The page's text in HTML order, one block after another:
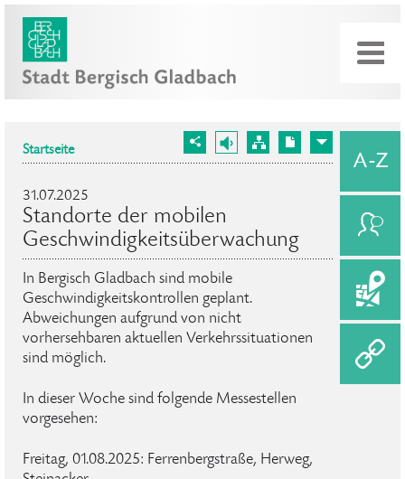
Startseite
31.07.2025
Standorte der mobilen
Geschwindigkeitsüberwachung
In Bergisch Gladbach sind mobile
Geschwindigkeitskontrollen geplant.
Abweichungen aufgrund von nicht
vorhersehbaren aktuellen Verkehrssituationen
sind möglich.
In dieser Woche sind folgende Messestellen
vorgesehen:
Freitag, 01.08.2025: Ferrenbergstraße, Herweg,